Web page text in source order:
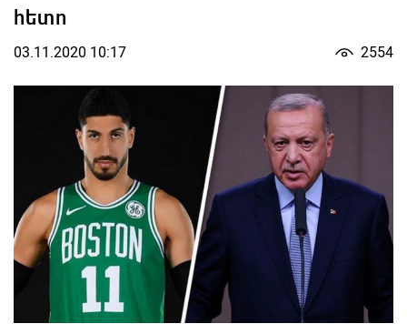
հետո
03.11.2020 10:17 2554